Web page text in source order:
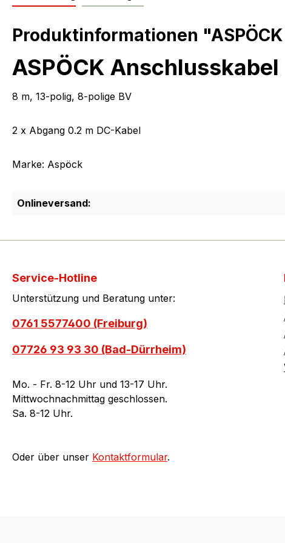
Produktinformationen
ASPÖCK Anschlusskabel
8 m, 13-polig, 8-polige BV
2 x Abgang 0.2 m DC-Kabel
Marke: Aspöck
Onlineversand:
Service-Hotline
Unterstützung und Beratung unter:
0761 5577400 (Freiburg)
07726 93 93 30 (Bad-Dürrheim)
Mo. - Fr. 8-12 Uhr und 13-17 Uhr.
Mittwochnachmittag geschlossen.
Sa. 8-12 Uhr.
Oder über unser Kontaktformular.